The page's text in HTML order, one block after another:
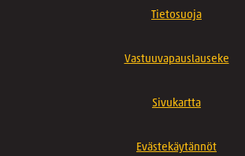
Tietosuoja
Vastuuvapauslauseke
Sivukartta
Evästekäytännöt